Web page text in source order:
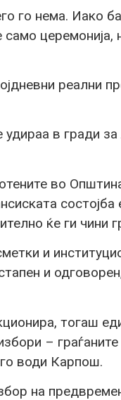
го нема. Иако
церемонија,
реални
в гради за
во
состојба
ќе ги чини
и
и
тогаш
–
води Карпош.
на